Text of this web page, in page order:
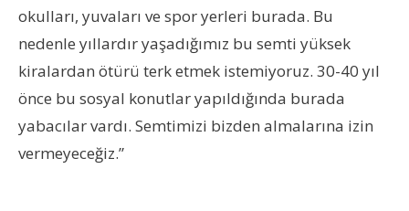
okulları, yuvaları ve spor yerleri burada. Bu
nedenle yıllardır yaşadığımız bu semti yüksek
kiralardan ötürü terk etmek istemiyoruz. 30-40 yıl
önce bu sosyal konutlar yapıldığında burada
yabacılar vardı. Semtimizi bizden almalarına izin
vermeyeceğiz.”